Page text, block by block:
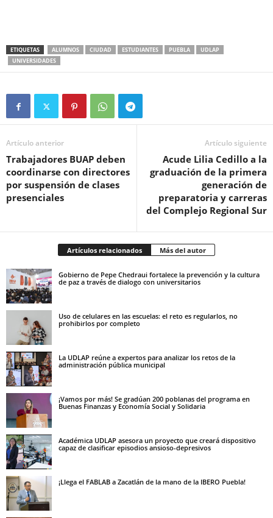
ETIQUETAS ALUMNOS CIUDAD ESTUDIANTES PUEBLA
UDLAP
UNIVERSIDADES
Artículo anterior
Trabajadores BUAP deben
coordinarse con directores
por suspensión de clases
presenciales
Artículo siguiente
Acude Lilia Cedillo a la
graduación de la primera
generación de
preparatoria y carreras
del Complejo Regional Sur
Artículos relacionados Más del autor
Gobierno de Pepe Chedraui fortalece la prevención y la cultura
de paz a través de dialogo con universitarios
Uso de celulares en las escuelas: el reto es regularlos, no
prohibirlos por completo
La UDLAP reúne a expertos para analizar los retos de la
administración pública municipal
¡Vamos por más! Se gradúan 200 poblanas del programa en
Buenas Finanzas y Economía Social y Solidaria
Académica UDLAP asesora un proyecto que creará dispositivo
capaz de clasificar episodios ansioso-depresivos
¡Llega el FABLAB a Zacatlán de la mano de la IBERO Puebla!